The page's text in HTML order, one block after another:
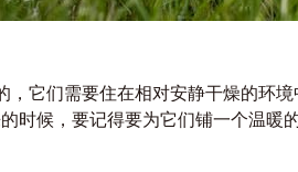
们需要住在相对安静干燥的环境
时候，要记得要为它们铺一个温